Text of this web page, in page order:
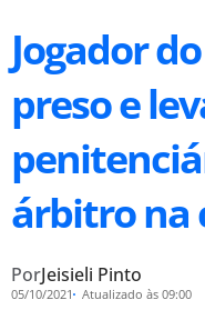
Jogador
preso e
árbitro na
PorJeisieli Pinto
05/10/2021 Atualizado às 09:00